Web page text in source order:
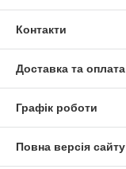
Контакти
Доставка та оплата
Графік роботи
Повна версія сайту